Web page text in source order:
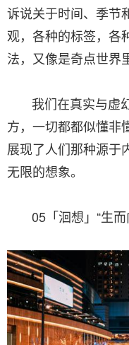
诉说关于时间、季节
观，各种的标签，各
法，又像是奇点世界
我们在真实与虚
方，一切都都似懂非
展现了人们那种源于
无限的想象。
05「洄想」“生而